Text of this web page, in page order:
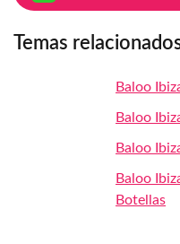
Temas
Baloo
Baloo
Baloo
Baloo
Botellas